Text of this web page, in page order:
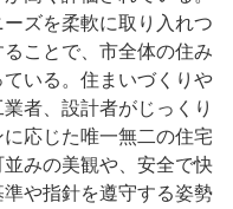
ズを柔軟に取り入れつ
ことで、市全体の住み
いる。住まいづくりや
者、設計者がじっくり
応じた唯一無二の住宅
みの美観や、安全で快
や指針を遵守する姿勢